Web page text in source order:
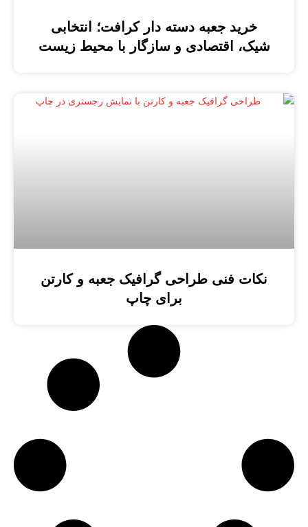
خرید جعبه دسته دار کرافت؛ انتخابی
شیک، اقتصادی و سازگار با محیط زیست
نکات فنی طراحی گرافیک جعبه و کارتن
برای چاپ